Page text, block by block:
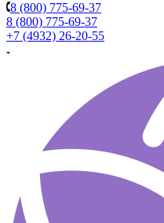
8 (800) 775-69-37
8 (800) 775-69-37
+7 (4932) 26-20-55